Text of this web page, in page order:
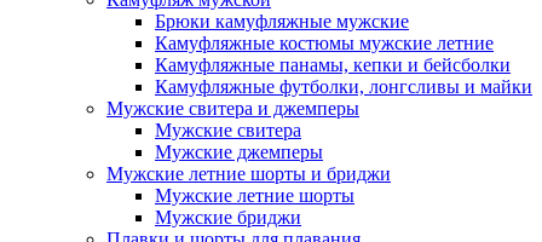
Брюки камуфляжные мужские
Камуфляжные костюмы мужские летние
Камуфляжные панамы, кепки и бейсболки
Камуфляжные футболки, лонгсливы и майки
Мужские свитера и джемперы
Мужские свитера
Мужские джемперы
Мужские летние шорты и бриджи
Мужские летние шорты
Мужские бриджи